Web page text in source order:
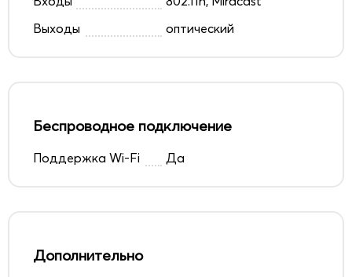
Выходы
оптический
Беспроводное подключение
Поддержка Wi-Fi Да
Дополнительно